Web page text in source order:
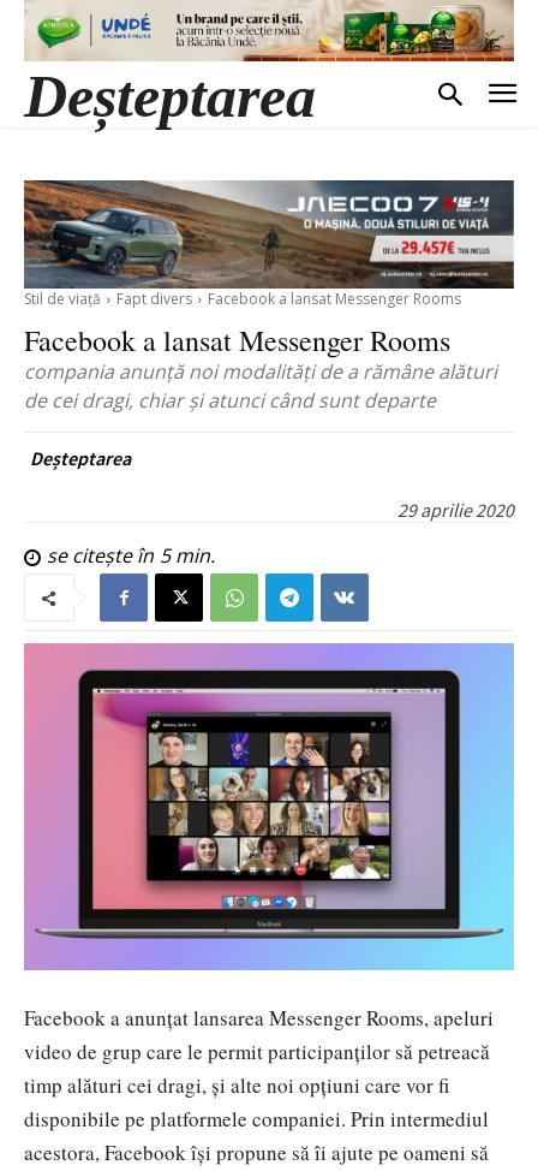
Deșteptarea
Stil de viață Fapt divers Facebook a lansat Messenger Rooms
Facebook a lansat Messenger Rooms
compania anunță noi modalități de a rămâne alături
de cei dragi, chiar și atunci când sunt departe
Deșteptarea
29 aprilie 2020
se citește în 5min.
Facebook a anunțat lansarea Messenger Rooms, apeluri
video de grup care le permit participanților să petreacă
timp alături cei dragi, și alte noi opțiuni care vor fi
disponibile pe platformele companiei. Prin intermediul
acestora, Facebook își propune să îi ajute pe oameni să